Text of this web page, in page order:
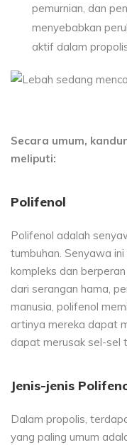
pemurnian, dan
menyebabkan
aktif dalam
Secara umum,
meliputi:
Polifenol
Polifenol adalah
tumbuhan. Senyawa
kompleks dan
dari serangan hama,
manusia, polifenol
artinya mereka dapat
dapat merusak sel-sel
Jenis-jenis
Dalam propolis,
yang paling umum